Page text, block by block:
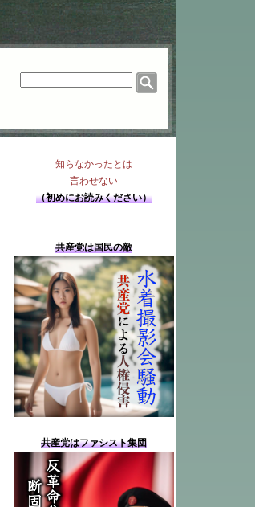
知らなかったとは
言わせない
（初めにお読みください）
共産党は国民の敵
共産党はファシスト集団